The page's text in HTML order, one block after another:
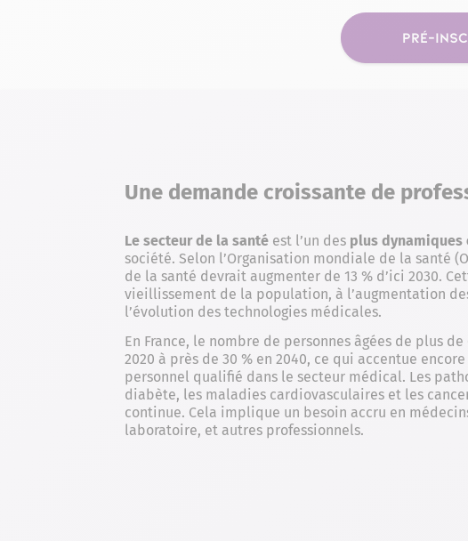
PRÉ-
Une demande croissante de
Le secteur de la santé est l’un des plus
société. Selon l’Organisation mondiale de la santé
de la santé devrait augmenter de 13 % d’ici 2030.
vieillissement de la population, à l’augmentation
l’évolution des technologies médicales.
En France, le nombre de personnes âgées de plus
2020 à près de 30 % en 2040, ce qui accentue
personnel qualifié dans le secteur médical. Les
diabète, les maladies cardiovasculaires et les
continue. Cela implique un besoin accru en
laboratoire, et autres professionnels.